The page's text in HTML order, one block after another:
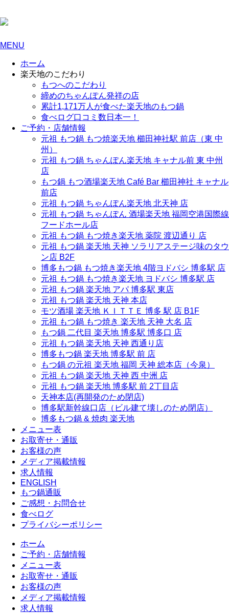
MENU
ホーム
楽天地のこだわり
もつへのこだわり
締めのちゃんぽん発祥の店
累計1,171万人が食べた楽天地のもつ鍋
食べログ口コミ数日本一！
ご予約・店舗情報
元祖 もつ鍋 もつ焼楽天地 櫛田神社駅 前店（東 中
州）
元祖 もつ鍋 ちゃんぽん楽天地 キャナル前 東 中州
店
もつ鍋 もつ酒場楽天地 Café Bar 櫛田神社 キャナル
前店
元祖 もつ鍋 ちゃんぽん楽天地 北天神 店
元祖 もつ鍋 ちゃんぽん 酒場楽天地 福岡空港国際線
フードホール店
元祖 もつ鍋 もつ焼き楽天地 薬院 渡辺通り 店
元祖 もつ鍋 楽天地 天神 ソラリアステージ味のタウ
ン店 B2F
博多もつ鍋 もつ焼き楽天地 4階ヨドバシ 博多駅 店
元祖 もつ鍋 もつ焼き楽天地 ヨドバシ 博多駅 店
元祖 もつ鍋 楽天地 アパ 博多駅 東店
元祖 もつ鍋 楽天地 天神 本店
モツ酒場 楽天地 ＫＩＴＴＥ 博多 駅 店 B1F
元祖 もつ鍋 もつ焼き 楽天地 天神 大名 店
もつ鍋 二代目 楽天地 博多駅 博多口 店
元祖 もつ鍋 楽天地 天神 西通り店
博多もつ鍋 楽天地 博多駅 前 店
もつ鍋 の元祖 楽天地 福岡 天神 総本店（今泉）
元祖 もつ鍋 楽天地 天神 西 中洲 店
元祖 もつ鍋 楽天地 博多駅 前 2丁目店
天神本店(再開発のため閉店)
博多駅新幹線口店（ビル建て壊しのため閉店）
博多もつ鍋 & 焼肉 楽天地
メニュー表
お取寄せ・通販
お客様の声
メディア掲載情報
求人情報
ENGLISH
もつ鍋通販
ご感想・お問合せ
食べログ
プライバシーポリシー
ホーム
ご予約・店舗情報
メニュー表
お取寄せ・通販
お客様の声
メディア掲載情報
求人情報